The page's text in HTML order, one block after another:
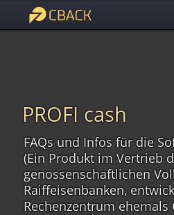
PROFI cash
FAQs und Infos für die
(Ein Produkt im Vertrieb
genossenschaftlichen
Raiffeisenbanken,
Rechenzentrum ehemals